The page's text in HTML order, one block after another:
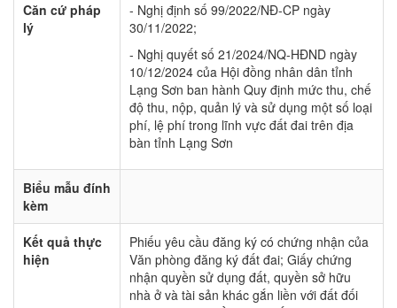
Căn cứ pháp
lý
- Nghị định số 99/2022/NĐ-CP ngày
30/11/2022;
- Nghị quyết số 21/2024/NQ-HĐND ngày
10/12/2024 của Hội đồng nhân dân tỉnh
Lạng Sơn ban hành Quy định mức thu, chế
độ thu, nộp, quản lý và sử dụng một số loại
phí, lệ phí trong lĩnh vực đất đai trên địa
bàn tỉnh Lạng Sơn
Biểu mẫu đính
kèm
Kết quả thực
hiện
Phiếu yêu cầu đăng ký có chứng nhận của
Văn phòng đăng ký đất đai; Giấy chứng
nhận quyền sử dụng đất, quyền sở hữu
nhà ở và tài sản khác gắn liền với đất đối